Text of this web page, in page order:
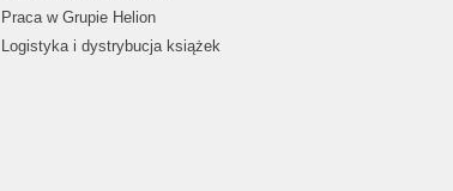
Praca w Grupie Helion
Logistyka i dystrybucja książek